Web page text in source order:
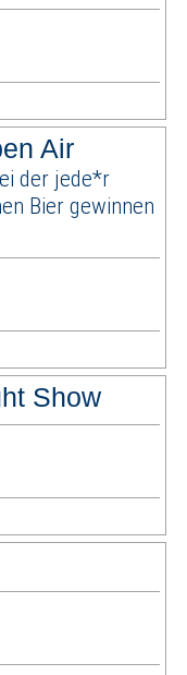
Air
der jede*r
Bier gewinnen
Show